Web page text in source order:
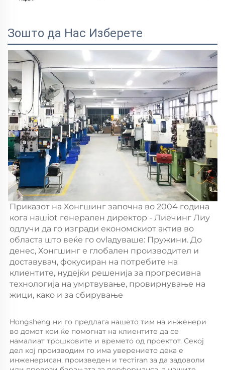
Зошто да Нас Изберете
Приказот на Хонгшинг започна во 2004 година
кога нашiot генерален директор - Лиечинг Лиу
одлучи да го изгради економскиот актив во
областа што веќе го оvlадуваше: Пружини. До
денес, Хонгшинг е глобален производител и
доставувач, фокусиран на потребите на
клиентите, нудејќи решенија за прогресивна
технологија на умртвување, провирнување на
жици, како и за сбирување
Hongsheng ни го предлага нашето тим на инженери
во домот кои ќе помогнат на клиентите да се
намалиат трошковите и времето од проектот. Секој
дел кој производим го има уверението дека е
инженерисан, произведен и тестiran за да задоволи